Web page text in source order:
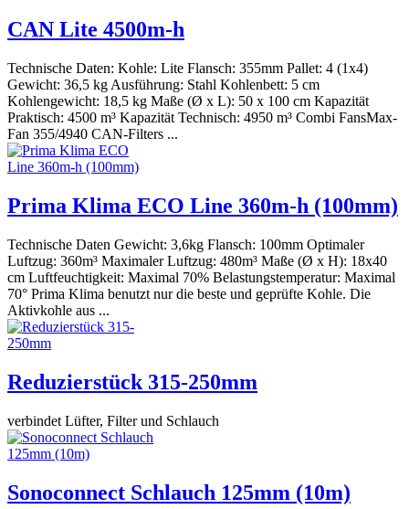
CAN Lite 4500m-h
Technische Daten: Kohle: Lite Flansch: 355mm Pallet: 4 (1x4)
Gewicht: 36,5 kg Ausführung: Stahl Kohlenbett: 5 cm
Kohlengewicht: 18,5 kg Maße (Ø x L): 50 x 100 cm Kapazität
Praktisch: 4500 m³ Kapazität Technisch: 4950 m³ Combi FansMax-
Fan 355/4940 CAN-Filters ...
Prima Klima ECO Line 360m-h (100mm)
Technische Daten Gewicht: 3,6kg Flansch: 100mm Optimaler
Luftzug: 360m³ Maximaler Luftzug: 480m³ Maße (Ø x H): 18x40
cm Luftfeuchtigkeit: Maximal 70% Belastungstemperatur: Maximal
70° Prima Klima benutzt nur die beste und geprüfte Kohle. Die
Aktivkohle aus ...
Reduzierstück 315-250mm
verbindet Lüfter, Filter und Schlauch
Sonoconnect Schlauch 125mm (10m)